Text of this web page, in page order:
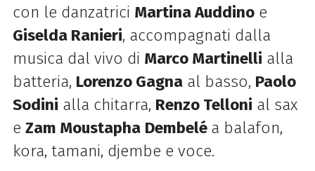
con le danzatrici Martina Auddinoe
Giselda Ranieri, accompagnati dalla
musica dal vivo di Marco Martinelli alla
batteria, Lorenzo Gagnaal basso, Paolo
Sodini alla chitarra, Renzo Telloni al sax
e Zam Moustapha Dembelé a balafon,
kora, tamani, djembe e voce.